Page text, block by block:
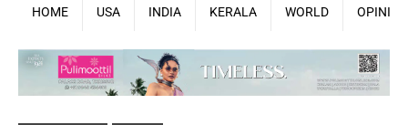
HOME USA INDIA KERALA WORLD OPINION